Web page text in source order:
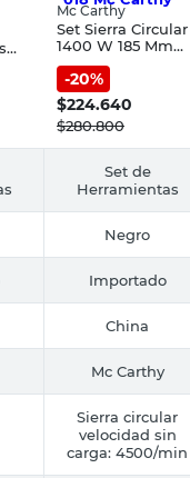
Mc Carthy
Set Sierra Circular
1400 W 185 Mm
4500 Rpm +
Caladora +
de Impacto
8 Mc Carthy
-20%
$224.640
$280.800
Set de
Herramientas
Negro
Importado
China
Mc Carthy
Sierra circular
velocidad sin
carga: 4500/min